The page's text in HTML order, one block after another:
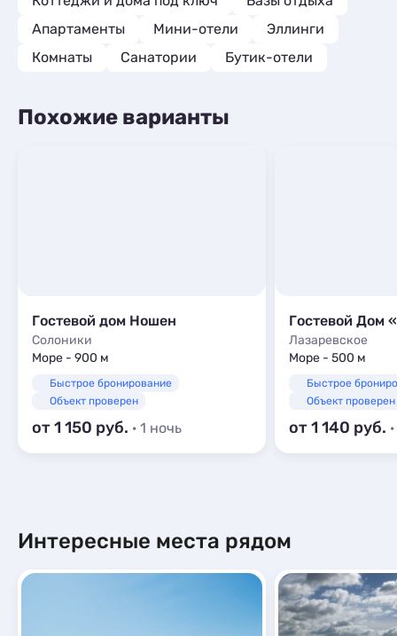
Апартаменты
Мини-отели
Эллинги
Комнаты
Санатории Бутик-отели
Похожие варианты
Гостевой дом Ношен
Солоники
Море - 900 м
Быстрое бронирование
Объект проверен
от 1 150 · 1 ночь
Гостевой Дом
Лазаревское
Море - 500 м
Быстрое
Объект проверен
от 1 140
Интересные места рядом